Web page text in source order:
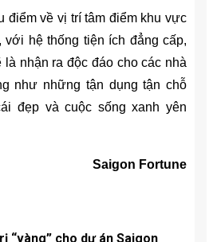
điểm về vị trí tâm điểm khu vực
với hệ thống tiện ích đẳng cấp,
là nhận ra độc đáo cho các nhà
như những tận dụng tận chỗ
đẹp và cuộc sống xanh yên
Saigon Fortune
“vàng” cho dự án Saigon